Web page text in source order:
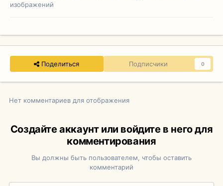
изображений
Поделиться Подписчики 0
Нет комментариев для отображения
Создайте аккаунт или войдите в него для
комментирования
Вы должны быть пользователем, чтобы оставить
комментарий